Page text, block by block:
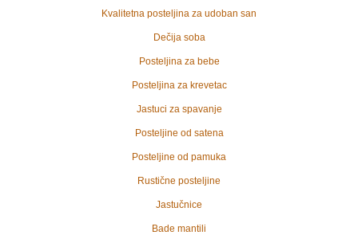
Kvalitetna posteljina za udoban san
Dečija soba
Posteljina za bebe
Posteljina za krevetac
Jastuci za spavanje
Posteljine od satena
Posteljine od pamuka
Rustične posteljine
Jastučnice
Bade mantili